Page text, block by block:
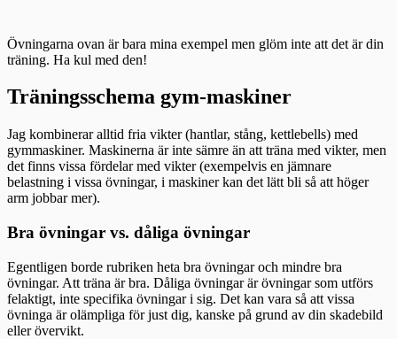
Övningarna ovan är bara mina exempel men glöm inte att det är din
träning. Ha kul med den!
Träningsschema gym-maskiner
Jag kombinerar alltid fria vikter (hantlar, stång, kettlebells) med
gymmaskiner. Maskinerna är inte sämre än att träna med vikter, men
det finns vissa fördelar med vikter (exempelvis en jämnare
belastning i vissa övningar, i maskiner kan det lätt bli så att höger
arm jobbar mer).
Bra övningar vs. dåliga övningar
Egentligen borde rubriken heta bra övningar och mindre bra
övningar. Att träna är bra. Dåliga övningar är övningar som utförs
felaktigt, inte specifika övningar i sig. Det kan vara så att vissa
övninga är olämpliga för just dig, kanske på grund av din skadebild
eller övervikt.